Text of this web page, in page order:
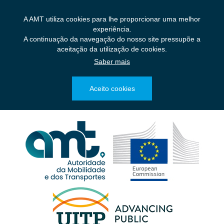
A AMT utiliza cookies para lhe proporcionar uma melhor
experiência.
A continuação da navegação do nosso site pressupõe a
aceitação da utilização de cookies.
Saber mais
Aceito cookies